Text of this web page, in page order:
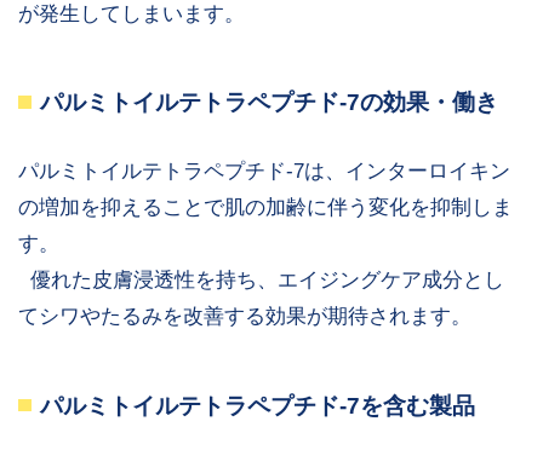
が発生してしまいます。
パルミトイルテトラペプチド-7の効果・働き
パルミトイルテトラペプチド-7は、インターロイキン
の増加を抑えることで肌の加齢に伴う変化を抑制しま
す。
優れた皮膚浸透性を持ち、エイジングケア成分とし
てシワやたるみを改善する効果が期待されます。
パルミトイルテトラペプチド-7を含む製品